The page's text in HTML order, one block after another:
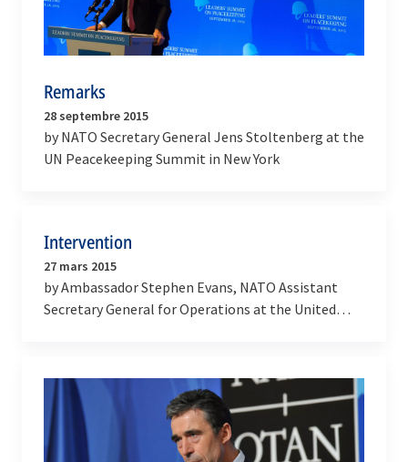
Remarks
28 septembre 2015
by NATO Secretary General Jens Stoltenberg at the
UN Peacekeeping Summit in New York
Intervention
27 mars 2015
by Ambassador Stephen Evans, NATO Assistant
Secretary General for Operations at the United